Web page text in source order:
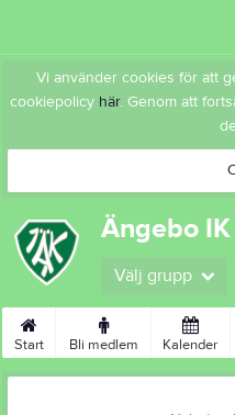
Vi använder cookies för att
cookiepolicy här. Genom att
Ängebo IK
Välj grupp
Start Bli medlem Kalender